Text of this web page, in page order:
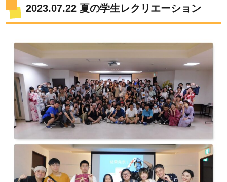
2023.07.22 夏の学生レクリエーション